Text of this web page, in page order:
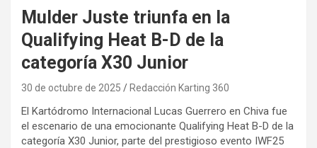
Mulder Juste triunfa en la
Qualifying Heat B-D de la
categoría X30 Junior
30 de octubre de 2025 Redacción Karting 360
El Kartódromo Internacional Lucas Guerrero en Chiva fue
el escenario de una emocionante Qualifying Heat B-D de la
categoría X30 Junior, parte del prestigioso evento IWF25